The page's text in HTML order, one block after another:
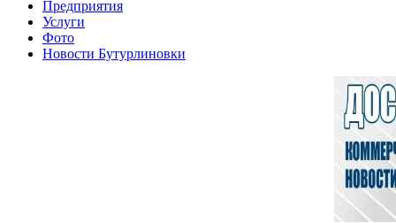
Предприятия
Услуги
Фото
Новости Бутурлиновки